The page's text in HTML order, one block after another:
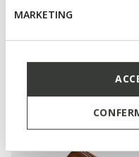
MARKETING
You may